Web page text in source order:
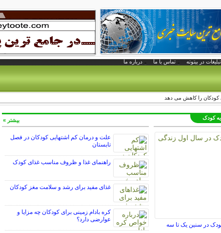
تبلیغات در بیتوته تماس با ما درباره ما
كودكان را كاهش می دهد
کودک
در سنین یک تا سه
علت و درمان کم اشتهایی کودکان در فصل
تابستان
راهنمای غذا و ظروف مناسب غذای کودک
غذای مفید برای رشد و سلامت مغز کودکان
کره بادام زمینی برای کودکان چه مزایا و
عوارضی دارد؟
بیشتر »